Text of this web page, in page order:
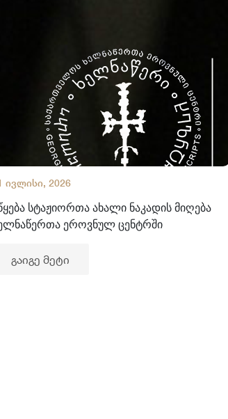
ივლისი, 2026
სტაჟიორთა ახალი ნაკადის მიღება
ეროვნულ ცენტრში
გაიგე მეტი